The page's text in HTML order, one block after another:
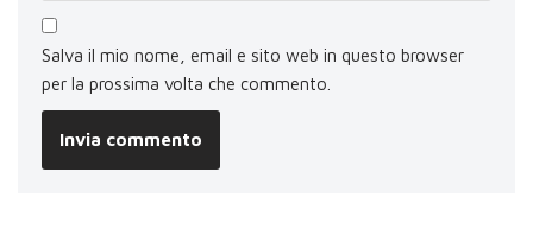
Salva il mio nome, email e sito web in questo browser
per la prossima volta che commento.